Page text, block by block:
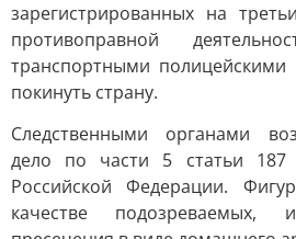
зарегистрированных на
противоправной
транспортными
покинуть страну.
Следственными органами
дело по части 5 статьи 187
Российской Федерации.
качестве